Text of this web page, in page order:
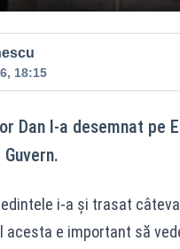
18:15
Dan l-a desemnat pe
i-a și trasat
acesta e important să